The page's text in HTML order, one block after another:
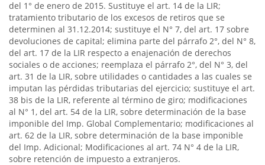
del 1° de enero de 2015. Sustituye el art. 14 de la LIR;
tratamiento tributario de los excesos de retiros que se
determinen al 31.12.2014; sustituye el N° 7, del art. 17 sobre
devoluciones de capital; elimina parte del párrafo 2°, del N° 8,
del art. 17 de la LIR respecto a enajenación de derechos
sociales o de acciones; reemplaza el párrafo 2°, del N° 3, del
art. 31 de la LIR, sobre utilidades o cantidades a las cuales se
imputan las pérdidas tributarias del ejercicio; sustituye el art.
38 bis de la LIR, referente al término de giro; modificaciones
al N° 1, del art. 54 de la LIR, sobre determinación de la base
imponible del Imp. Global Complementario; modificaciones al
art. 62 de la LIR, sobre determinación de la base imponible
del Imp. Adicional; Modificaciones al art. 74 N° 4 de la LIR,
sobre retención de impuesto a extranjeros.